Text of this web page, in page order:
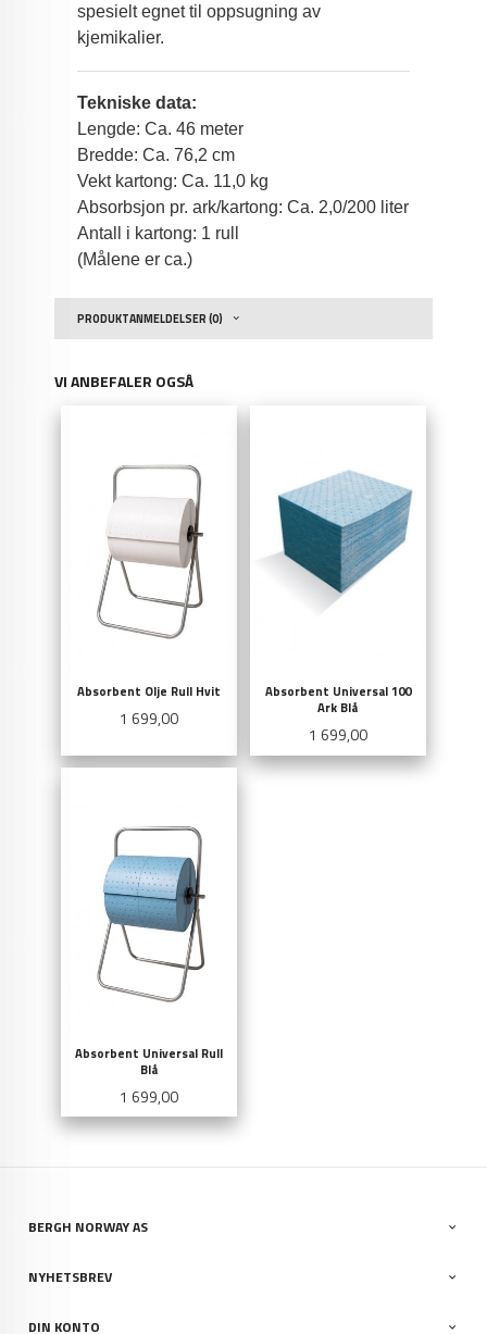
spesielt egnet til oppsugning av
kjemikalier.
Tekniske data:
Lengde: Ca. 46 meter
Bredde: Ca. 76,2 cm
Vekt kartong: Ca. 11,0 kg
Absorbsjon pr. ark/kartong: Ca. 2,0/200 liter
Antall i kartong: 1 rull
(Målene er ca.)
PRODUKTANMELDELSER (0)
VI ANBEFALER OGSÅ
Absorbent Olje Rull Hvit
Pris
1 699,00
Absorbent Universal 100
Ark Blå
Pris
1 699,00
Absorbent Universal Rull
Blå
Pris
1 699,00
BERGH NORWAY AS
NYHETSBREV
DIN KONTO